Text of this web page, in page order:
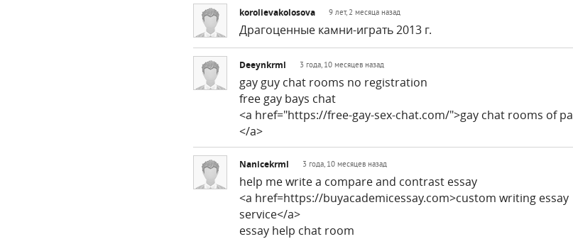
korolievakolosova 9 лет, 2 месяца назад
Драгоценные камни-играть 2013 г.
Deeynkrml 3 года, 10 месяцев назад
gay guy chat rooms no registration
free gay bays chat
<a href="https://free-gay-sex-chat.com/">gay chat rooms of pa
</a>
Nanicekrml 3 года, 10 месяцев назад
help me write a compare and contrast essay
<a href=https://buyacademicessay.com>custom writing essay
service</a>
essay help chat room